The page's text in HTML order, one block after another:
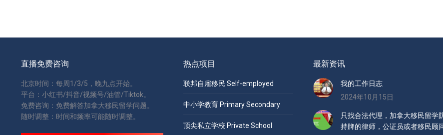
直播免费咨询
北京时间：每周1/3/5，晚九点开始。
平台：小红书/抖音/视频号/油管/Tiktok。
免费咨询：免费解答加拿大移民留学问题。
随时调整：时间和频率可能随时调整。
热点项目
联邦自雇移民 Self-employed
中小学教育 Primary Secondary
顶尖私立学校 Private School
最新资讯
我的工作日志
2024年10月15日
只找合法代理，加拿大移民留学
持牌的律师，公证员或者移民顾